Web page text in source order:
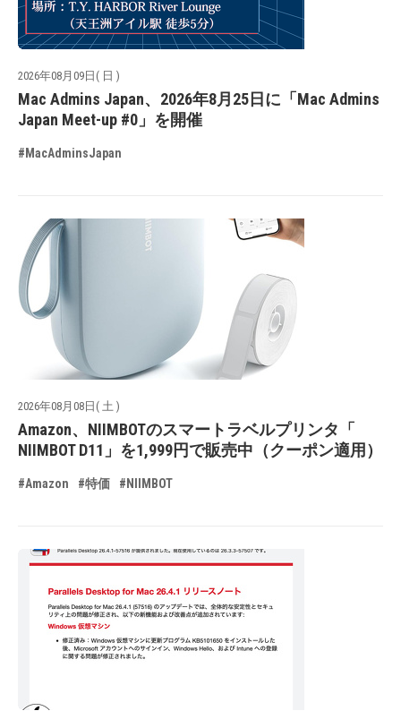
2026年08月09日( 日 )
Mac Admins Japan、2026年8月25日に「Mac Admins
Japan Meet-up #0」を開催
#MacAdminsJapan
2026年08月08日( 土 )
Amazon、NIIMBOTのスマートラベルプリンタ「
NIIMBOT D11」を1,999円で販売中（クーポン適用）
#Amazon #特価 #NIIMBOT